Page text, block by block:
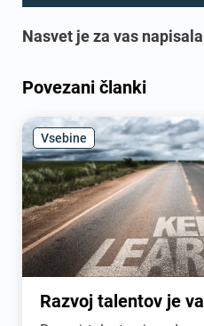
Nasvet je za vas
Povezani članki
Vsebine
Razvoj talentov je